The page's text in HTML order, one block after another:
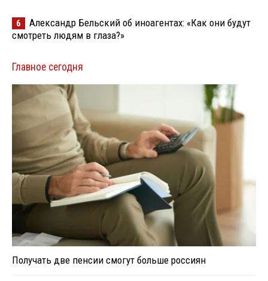
6
Александр Бельский об иноагентах: «Как они будут
смотреть людям в глаза?»
Главное сегодня
Получать две пенсии смогут больше россиян